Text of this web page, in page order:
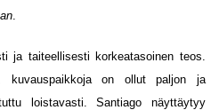
.
ja taiteellisesti korkeatasoinen teos.
kuvauspaikkoja on ollut paljon ja
loistavasti. Santiago näyttäytyy